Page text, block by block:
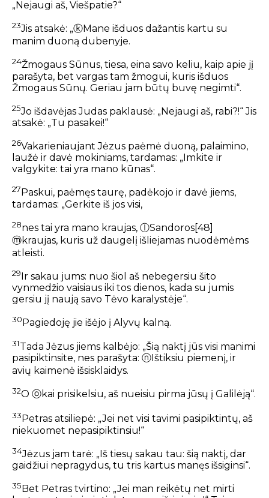
„Nejaugi aš, Viešpatie?“
23Jis atsakė: „ⓚMane išduos dažantis kartu su
manim duoną dubenyje.
24Žmogaus Sūnus, tiesa, eina savo keliu, kaip apie jį
parašyta, bet vargas tam žmogui, kuris išduos
Žmogaus Sūnų. Geriau jam būtų buvę negimti“.
25Jo išdavėjas Judas paklausė: „Nejaugi aš, rabi?!“ Jis
atsakė: „Tu pasakei!“
26Vakarieniaujant Jėzus paėmė duoną, palaimino,
laužė ir davė mokiniams, tardamas: „Imkite ir
valgykite: tai yra mano kūnas“.
27 Paskui, paėmęs taurę, padėkojo ir davė jiems,
tardamas: „Gerkite iš jos visi,
28nes tai yra mano kraujas, ⓛSandoros[48]
ⓜkraujas, kuris už daugelį išliejamas nuodėmėms
atleisti.
29 Ir sakau jums: nuo šiol aš nebegersiu šito
vynmedžio vaisiaus iki tos dienos, kada su jumis
gersiu jį naują savo Tėvo karalystėje“.
30 Pagiedoję jie išėjo į Alyvų kalną.
31Tada Jėzus jiems kalbėjo: „Šią naktį jūs visi manimi
pasipiktinsite, nes parašyta: ⓝIštiksiu piemenį, ir
avių kaimenė išsisklaidys.
32O ⓞkai prisikelsiu, aš nueisiu pirma jūsų į Galilėją“.
33 Petras atsiliepė: „Jei net visi tavimi pasipiktintų, aš
niekuomet nepasipiktinsiu!“
34Jėzus jam tarė: „Iš tiesų sakau tau: šią naktį, dar
gaidžiui nepragydus, tu tris kartus manęs išsiginsi“.
35 Bet Petras tvirtino: „Jei man reikėtų net mirti